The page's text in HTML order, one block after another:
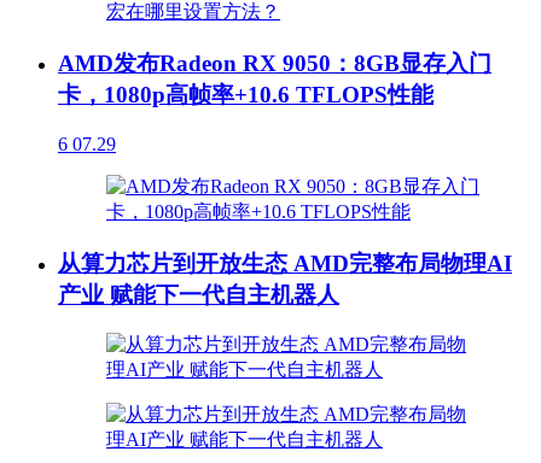
AMD发布Radeon RX 9050：8GB显存入门
卡，1080p高帧率+10.6 TFLOPS性能
6 07.29
从算力芯片到开放生态 AMD完整布局物理AI
产业 赋能下一代自主机器人